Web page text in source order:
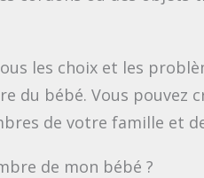
les choix et les
du bébé. Vous
de votre famille et
de mon bébé ?